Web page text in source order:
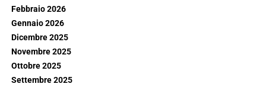
Febbraio 2026
Gennaio 2026
Dicembre 2025
Novembre 2025
Ottobre 2025
Settembre 2025